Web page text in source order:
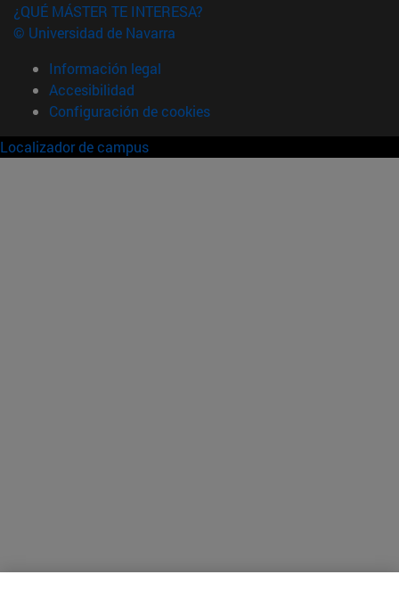
¿QUÉ MÁSTER TE INTERESA?
© Universidad de Navarra
Información legal
Accesibilidad
Configuración de cookies
Localizador de campus